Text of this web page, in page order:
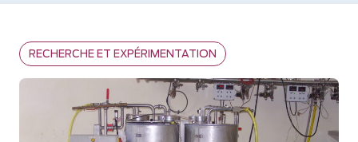
RECHERCHE ET EXPÉRIMENTATION